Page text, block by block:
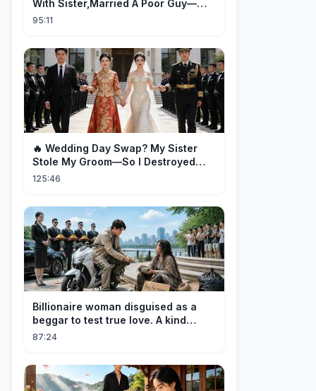
With Sister,Married A Poor Guy—
He’S Actually A Rich Ceo!Shocked!
95:11
🔥 Wedding Day Swap? My Sister
Stole My Groom—So I Destroyed
Them All 👑#movie #drama
125:46
Billionaire woman disguised as a
beggar to test true love. A kind
guard helped her and got rewarded!
87:24